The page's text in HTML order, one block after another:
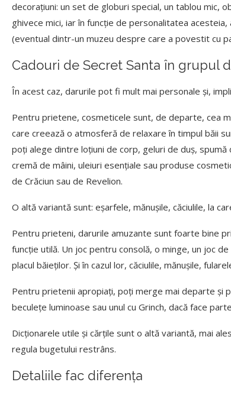
decorațiuni: un set de globuri special, un tablou mic,
ghivece mici, iar în funcție de personalitatea
(eventual dintr-un muzeu despre care a povestit cu
Cadouri de Secret Santa în grupul
În acest caz, darurile pot fi mult mai personale și,
Pentru prietene, cosmeticele sunt, de departe, cea
care creează o atmosferă de relaxare în timpul băii
poți alege dintre loțiuni de corp, geluri de duș,
cremă de mâini, uleiuri esențiale sau produse
de Crăciun sau de Revelion.
O altă variantă sunt: eșarfele, mănușile, căciulile, la
Pentru prieteni, darurile amuzante sunt foarte bine
funcție utilă. Un joc pentru consolă, o minge, un joc
placul băieților. Și în cazul lor, căciulile, mănușile,
Pentru prietenii apropiați, poți merge mai departe și
beculețe luminoase sau unul cu Grinch, dacă face
Dicționarele utile și cărțile sunt o altă variantă, mai
regula bugetului restrâns.
Detaliile fac diferența